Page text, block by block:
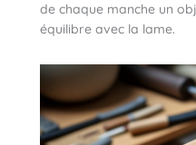
de chaque manche un
équilibre avec la lame.